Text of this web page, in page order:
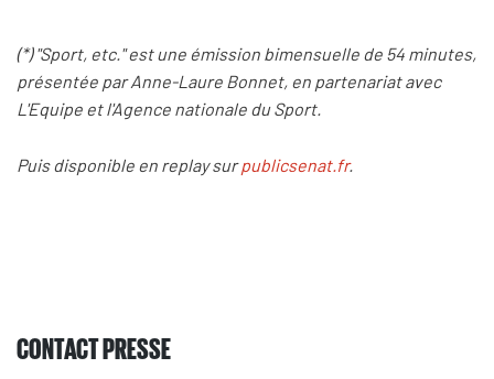
(*) "Sport, etc." est une émission bimensuelle de 54 minutes,
présentée par Anne-Laure Bonnet, en partenariat avec
L'Equipe et l'Agence nationale du Sport.
Puis disponible en replay surpublicsenat.fr.
CONTACT PRESSE